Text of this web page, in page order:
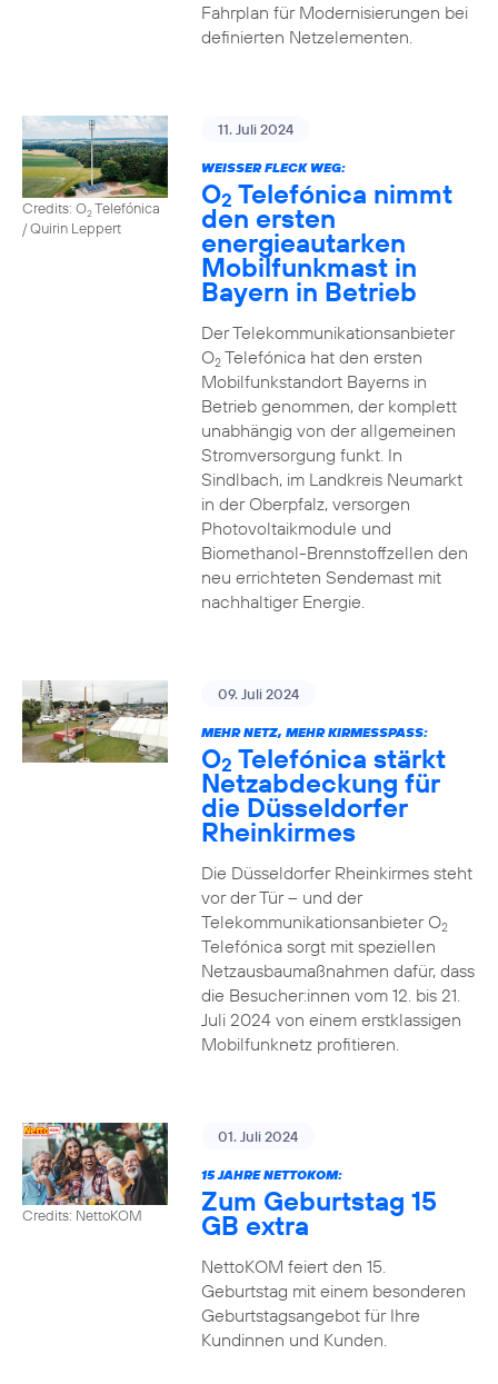
Fahrplan für Modernisierungen bei
definierten Netzelementen.
Credits: O2Telefónica
/ Quirin Leppert
11. Juli 2024
WEISSER FLECK WEG:
O2 Telefónica nimmt
den ersten
energieautarken
Mobilfunkmast in
Bayern in Betrieb
Der Telekommunikationsanbieter
O2Telefónica hat den ersten
Mobilfunkstandort Bayerns in
Betrieb genommen, der komplett
unabhängig von der allgemeinen
Stromversorgung funkt. In
Sindlbach, im Landkreis Neumarkt
in der Oberpfalz, versorgen
Photovoltaikmodule und
Biomethanol-Brennstoffzellen den
neu errichteten Sendemast mit
nachhaltiger Energie.
09. Juli 2024
MEHR NETZ, MEHR KIRMESSPASS:
O2 Telefónica stärkt
Netzabdeckung für
die Düsseldorfer
Rheinkirmes
Die Düsseldorfer Rheinkirmes steht
vor der Tür – und der
Telekommunikationsanbieter O2
Telefónica sorgt mit speziellen
Netzausbaumaßnahmen dafür, dass
die Besucher:innen vom 12. bis 21.
Juli 2024 von einem erstklassigen
Mobilfunknetz profitieren.
Credits: NettoKOM
01. Juli 2024
15 JAHRE NETTOKOM:
Zum Geburtstag 15
GB extra
NettoKOM feiert den 15.
Geburtstag mit einem besonderen
Geburtstagsangebot für Ihre
Kundinnen und Kunden.